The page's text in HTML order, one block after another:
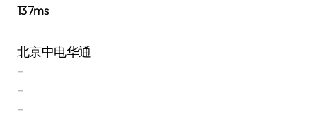
137ms
北京中电华通
–
–
–